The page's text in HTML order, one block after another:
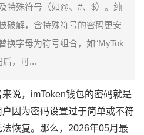
特殊符号（如@、#、$）。纯
破解，含特殊符号的密码更安
换字母为符号组合，如“MyTok
后，可...
说， imToken钱包的密码就是
因为密码设置过于简单或不符
恢复。那么，2026年05月最